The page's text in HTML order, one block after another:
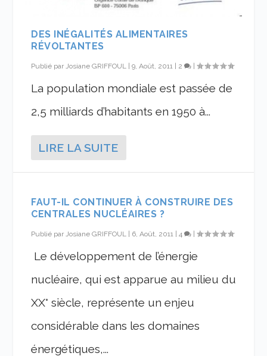
DES INÉGALITÉS ALIMENTAIRES
RÉVOLTANTES
Publié par Josiane GRIFFOUL |9, Août, 2011 | 2 |
La population mondiale est passée de
2,5 milliards d’habitants en 1950 à...
LIRE LA SUITE
FAUT-IL CONTINUER À CONSTRUIRE DES
CENTRALES NUCLÉAIRES ?
Publié par Josiane GRIFFOUL | 6, Août, 2011 |4 |
Le développement de l’énergie
nucléaire, qui est apparue au milieu du
XX° siècle, représente un enjeu
considérable dans les domaines
énergétiques,...